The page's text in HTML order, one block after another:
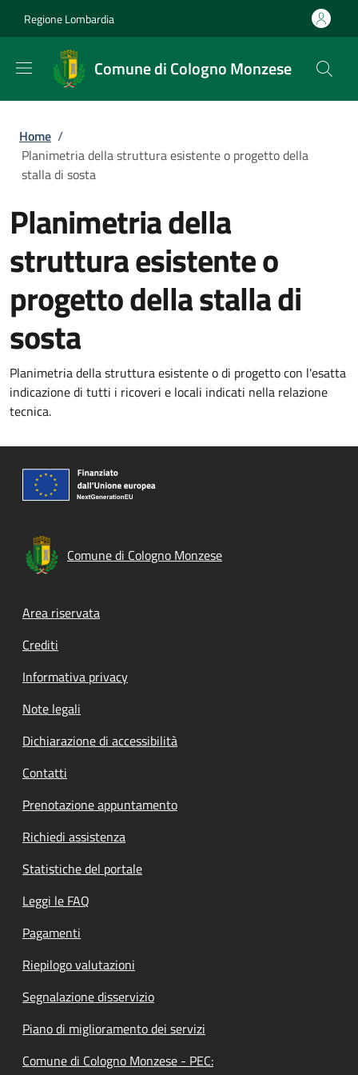
Regione Lombardia
Comune di Cologno Monzese
Briciole di pane
Home /
Planimetria della struttura esistente o progetto della
stalla di sosta
Planimetria della
struttura esistente o
progetto della stalla di
sosta
Planimetria della struttura esistente o di progetto con l'esatta
indicazione di tutti i ricoveri e locali indicati nella relazione
tecnica.
Comune di Cologno Monzese
Footer menu
Area riservata
Crediti
Informativa privacy
Note legali
Dichiarazione di accessibilità
Contatti
Prenotazione appuntamento
Richiedi assistenza
Statistiche del portale
Leggi le FAQ
Pagamenti
Riepilogo valutazioni
Segnalazione disservizio
Piano di miglioramento dei servizi
Comune di Cologno Monzese - PEC: